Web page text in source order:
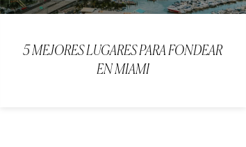
5 MEJORES LUGARES PARA FONDEAR
EN MIAMI